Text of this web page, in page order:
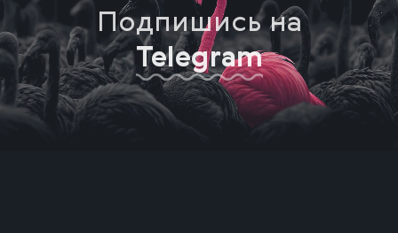
Подпишись на
Telegram